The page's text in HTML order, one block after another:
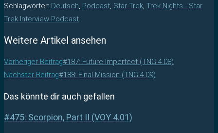
Schlagwörter: Deutsch, Podcast, Star Trek, Trek Nights - Star
Trek Interview Podcast
Weitere Artikel ansehen
Vorheriger Beitrag#187: Future Imperfect (TNG 4.08)
Nächster Beitrag#188: Final Mission (TNG 4.09)
Das könnte dir auch gefallen
#475: Scorpion, Part II (VOY 4.01)